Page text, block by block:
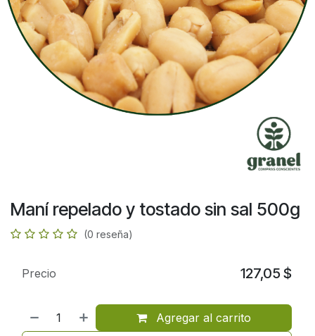
Maní repelado y tostado sin sal 500g
(0 reseña)
Agregar al carrito
Precio 127,05 $